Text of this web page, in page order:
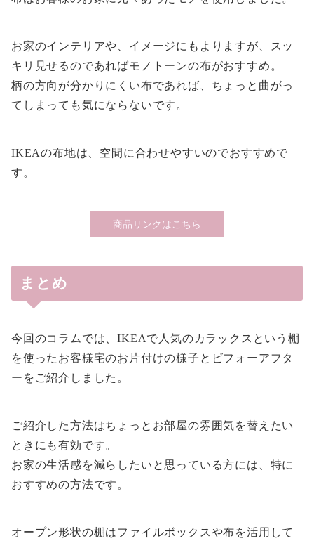
お家のインテリアや、イメージにもよりますが、スッ
キリ見せるのであればモノトーンの布がおすすめ。
柄の方向が分かりにくい布であれば、ちょっと曲がっ
てしまっても気にならないです。
IKEAの布地は、空間に合わせやすいのでおすすめで
す。
商品リンクはこちら
まとめ
今回のコラムでは、IKEAで人気のカラックスという棚
を使ったお客様宅のお片付けの様子とビフォーアフタ
ーをご紹介しました。
ご紹介した方法はちょっとお部屋の雰囲気を替えたい
ときにも有効です。
お家の生活感を減らしたいと思っている方には、特に
おすすめの方法です。
オープン形状の棚はファイルボックスや布を活用して